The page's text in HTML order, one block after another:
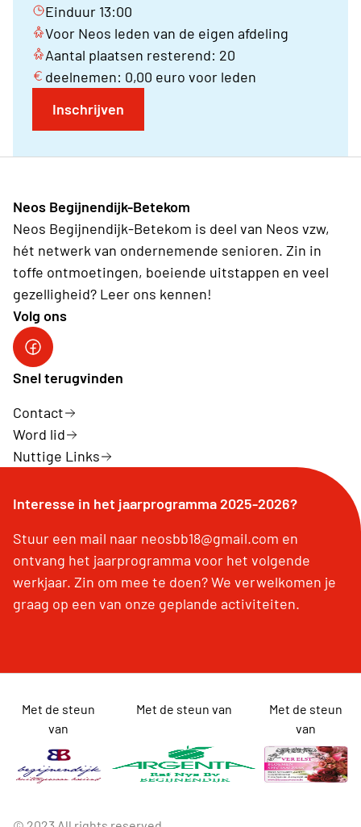
Einduur 13:00
Voor Neos leden van de eigen afdeling
Aantal plaatsen resterend: 20
deelnemen: 0,00 euro voor leden
Inschrijven
Neos Begijnendijk-Betekom
Neos Begijnendijk-Betekom is deel van Neos vzw,
hét netwerk van ondernemende senioren. Zin in
toffe ontmoetingen, boeiende uitstappen en veel
gezelligheid? Leer ons kennen!
Volg ons
facebookgroep
Snel terugvinden
Contact
Word lid
Nuttige Links
Interesse in het jaarprogramma 2025-2026?
Stuur een mail naar neosbb18@gmail.com en
ontvang het jaarprogramma voor het volgende
werkjaar. Zin om mee te doen? We verwelkomen je
graag op een van onze geplande activiteiten.
Met de steun
van
Met de steun van
Met de steun
van